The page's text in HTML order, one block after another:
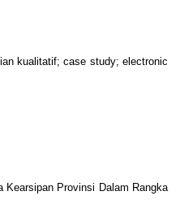
kualitatif; case study; electronic
Kearsipan Provinsi Dalam Rangka